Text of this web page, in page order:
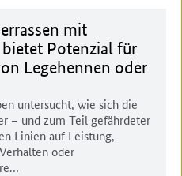
mit
Potenzial für
Legehennen oder
untersucht, wie sich die
– und zum Teil gefährdeter
Linien auf Leistung,
oder